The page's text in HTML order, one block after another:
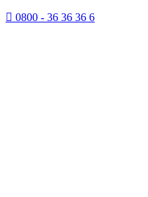
0800 - 36 36 36 6